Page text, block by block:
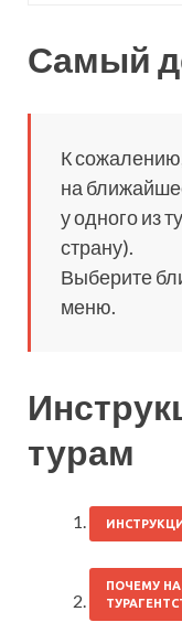
Самый
К
на
у одного из
страну).
Выберите
меню.
турам
ПОЧЕМУ